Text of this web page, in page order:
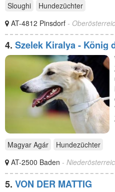
Sloughi
Hundezüchter
AT-4812 Pinsdorf -
4. Szelek Kiralya - König
Magyar Agár
Hundezüchter
AT-2500 Baden -
5. VON DER MATTIG